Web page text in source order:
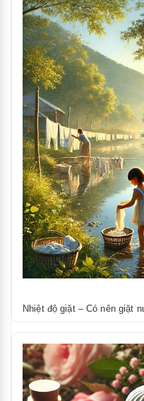
Nhiệt độ giặt – Có nên giặt